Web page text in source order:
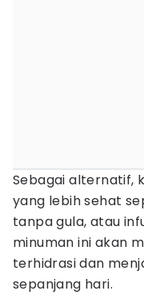
Sebagai alternatif,
yang lebih sehat
tanpa gula, atau
minuman ini akan
terhidrasi dan
sepanjang hari.